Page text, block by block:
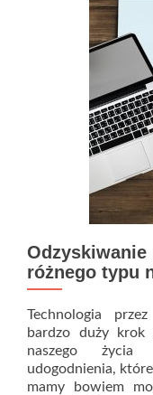
Odzyskiwanie
różnego typu
Technologia
bardzo duży
naszego życia
udogodnienia,
mamy bowiem